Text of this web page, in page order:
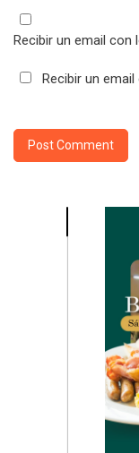
Recibir un email
Recibir un